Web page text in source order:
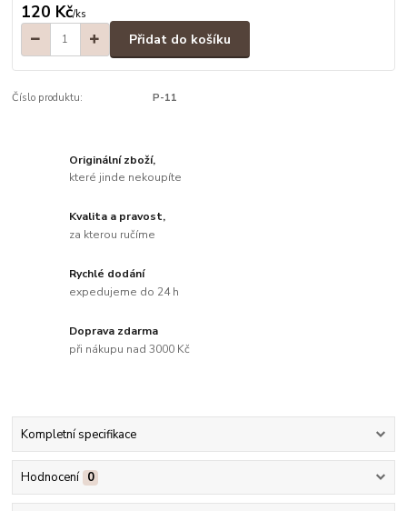
120 Kč/ks
Přidat do košíku
Číslo produktu: P-11
Originální zboží,
které jinde nekoupíte
Kvalita a pravost,
za kterou ručíme
Rychlé dodání
expedujeme do 24 h
Doprava zdarma
při nákupu nad 3000 Kč
Kompletní specifikace
Hodnocení 0